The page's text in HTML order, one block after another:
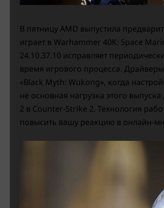
В пятницу AMD выпустила
играет в Warhammer 40K: Space
24.10.37.10 исправляет
время игрового процесса.
«Black Myth: Wukong», когда
не основная нагрузка этого
2 в Counter-Strike 2. Технология
повысить вашу реакцию в онлайн-